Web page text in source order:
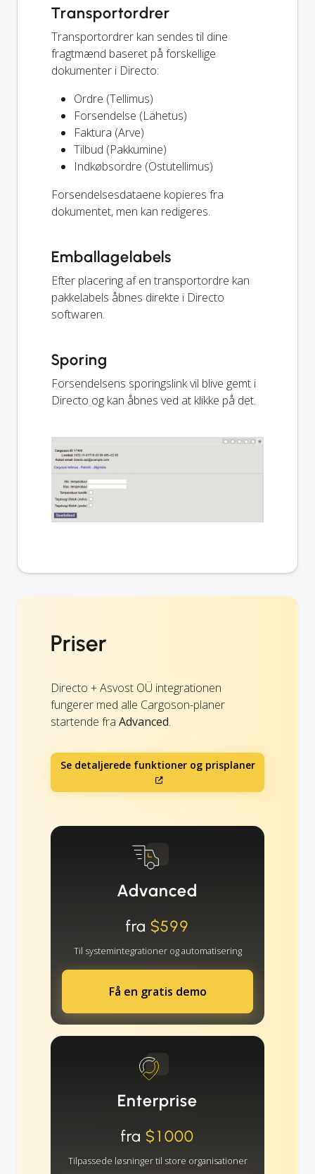
Transportordrer
Transportordrer kan sendes til dine
fragtmænd baseret på forskellige
dokumenter i Directo:
Ordre (Tellimus)
Forsendelse (Lähetus)
Faktura (Arve)
Tilbud (Pakkumine)
Indkøbsordre (Ostutellimus)
Forsendelsesdataene kopieres fra
dokumentet, men kan redigeres.
Emballagelabels
Efter placering af en transportordre kan
pakkelabels åbnes direkte i Directo
softwaren.
Sporing
Forsendelsens sporingslink vil blive gemt i
Directo og kan åbnes ved at klikke på det.
Priser
Directo + Asvost OÜ integrationen
fungerer med alle Cargoson-planer
startende fra Advanced.
Se detaljerede funktioner og prisplaner
Advanced
fra $599
Til systemintegrationer og automatisering
Få en gratis demo
Enterprise
fra $1000
Tilpassede løsninger til store organisationer